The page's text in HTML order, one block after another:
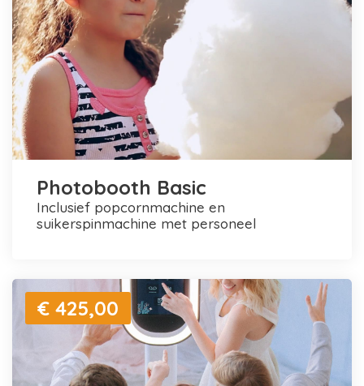
Photobooth Basic
inclusief popcornmachine en
suikerspinmachine met personeel
€ 425,00